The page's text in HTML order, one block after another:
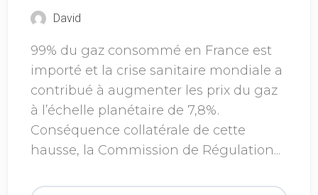
David
99% du gaz consommé en France est
importé et la crise sanitaire mondiale a
contribué à augmenter les prix du gaz
à l’échelle planétaire de 7,8%.
Conséquence collatérale de cette
hausse, la Commission de Régulation...